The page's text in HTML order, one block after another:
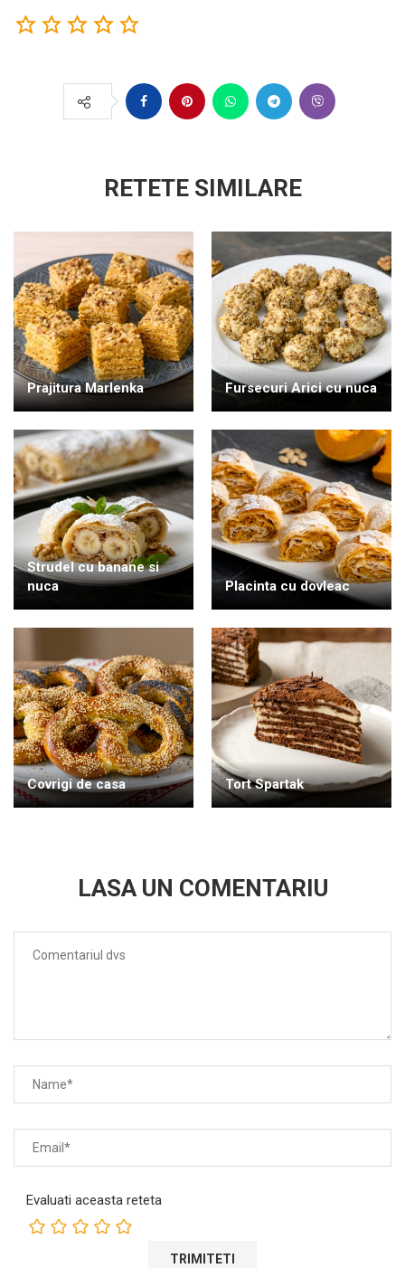
RETETE SIMILARE
Prajitura Marlenka Fursecuri Arici cu nuca
Strudel cu banane si
nuca
Placinta cu dovleac
Covrigi de casa Tort Spartak
LASA UN COMENTARIU
Evaluati aceasta reteta